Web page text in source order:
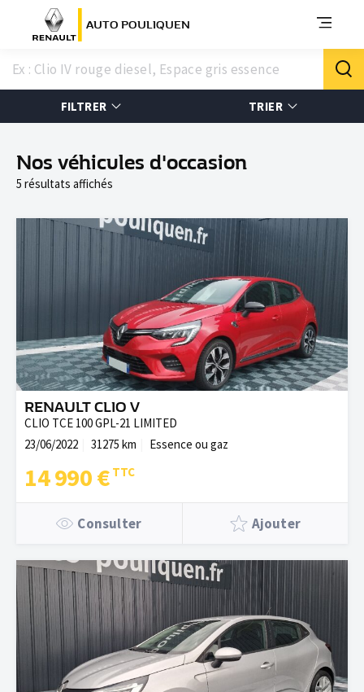
AUTO POULIQUEN
FILTRER TRIER
Nos véhicules d'occasion
5 résultats affichés
RENAULT CLIO V
CLIO TCE 100 GPL-21 LIMITED
23/06/2022
31275 km Essence ou gaz
14 990 €
Consulter Ajouter